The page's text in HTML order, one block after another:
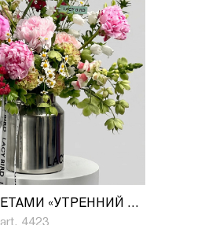
БИДОН С ЦВЕТАМИ «УТРЕННИЙ САД»
art. 4423